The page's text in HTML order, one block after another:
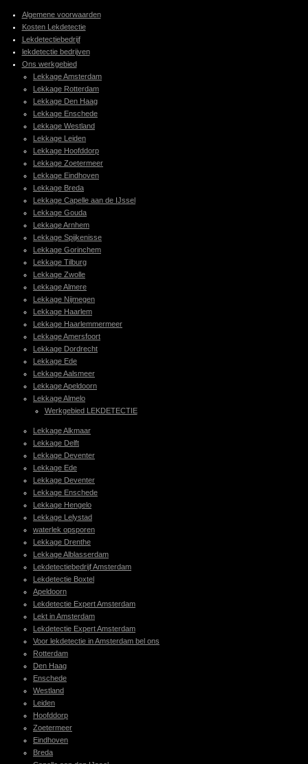
Algemene voorwaarden
Kosten Lekdetectie
Lekdetectiebedrijf
lekdetectie bedrijven
Ons werkgebied
Lekkage Amsterdam
Lekkage Rotterdam
Lekkage Den Haag
Lekkage Enschede
Lekkage Westland
Lekkage Leiden
Lekkage Hoofddorp
Lekkage Zoetermeer
Lekkage Eindhoven
Lekkage Breda
Lekkage Capelle aan de IJssel
Lekkage Gouda
Lekkage Arnhem
Lekkage Spijkenisse
Lekkage Gorinchem
Lekkage Tilburg
Lekkage Zwolle
Lekkage Almere
Lekkage Nijmegen
Lekkage Haarlem
Lekkage Haarlemmermeer
Lekkage Amersfoort
Lekkage Dordrecht
Lekkage Ede
Lekkage Aalsmeer
Lekkage Apeldoorn
Lekkage Almelo
Werkgebied LEKDETECTIE
Lekkage Alkmaar
Lekkage Delft
Lekkage Deventer
Lekkage Ede
Lekkage Deventer
Lekkage Enschede
Lekkage Hengelo
Lekkage Lelystad
waterlek opsporen
Lekkage Drenthe
Lekkage Alblasserdam
Lekdetectiebedrijf Amsterdam
Lekdetectie Boxtel
Apeldoorn
Lekdetectie Expert Amsterdam
Lekt in Amsterdam
Lekdetectie Expert Amsterdam
Voor lekdetectie in Amsterdam bel ons
Rotterdam
Den Haag
Enschede
Westland
Leiden
Hoofddorp
Zoetermeer
Eindhoven
Breda